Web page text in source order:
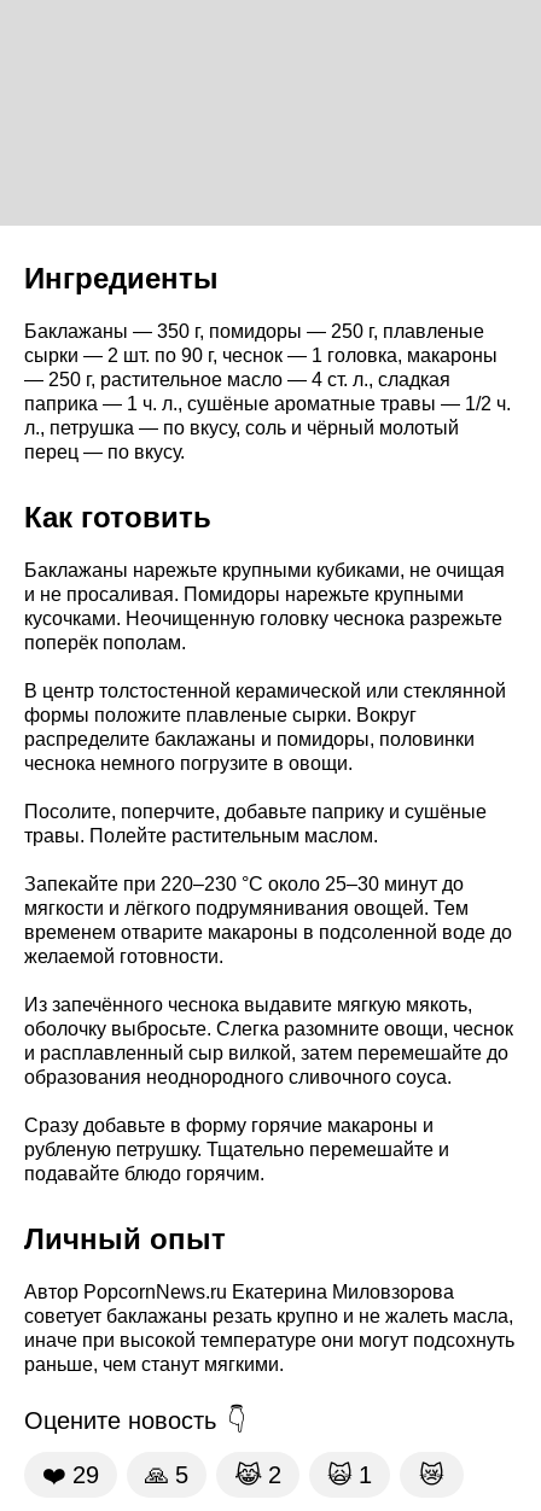
Ингредиенты
Баклажаны — 350 г, помидоры — 250 г, плавленые
сырки — 2 шт. по 90 г, чеснок — 1 головка, макароны
— 250 г, растительное масло — 4 ст. л., сладкая
паприка — 1 ч. л., сушёные ароматные травы — 1/2 ч.
л., петрушка — по вкусу, соль и чёрный молотый
перец — по вкусу.
Как готовить
Баклажаны нарежьте крупными кубиками, не очищая
и не просаливая. Помидоры нарежьте крупными
кусочками. Неочищенную головку чеснока разрежьте
поперёк пополам.
В центр толстостенной керамической или стеклянной
формы положите плавленые сырки. Вокруг
распределите баклажаны и помидоры, половинки
чеснока немного погрузите в овощи.
Посолите, поперчите, добавьте паприку и сушёные
травы. Полейте растительным маслом.
Запекайте при 220–230 °C около 25–30 минут до
мягкости и лёгкого подрумянивания овощей. Тем
временем отварите макароны в подсоленной воде до
желаемой готовности.
Из запечённого чеснока выдавите мягкую мякоть,
оболочку выбросьте. Слегка разомните овощи, чеснок
и расплавленный сыр вилкой, затем перемешайте до
образования неоднородного сливочного соуса.
Сразу добавьте в форму горячие макароны и
рубленую петрушку. Тщательно перемешайте и
подавайте блюдо горячим.
Личный опыт
Автор PopcornNews.ru Екатерина Миловзорова
советует баклажаны резать крупно и не жалеть масла,
иначе при высокой температуре они могут подсохнуть
раньше, чем станут мягкими.
Оцените новость
❤️ 29 🙏 5 😹 2 🙀 1 😿